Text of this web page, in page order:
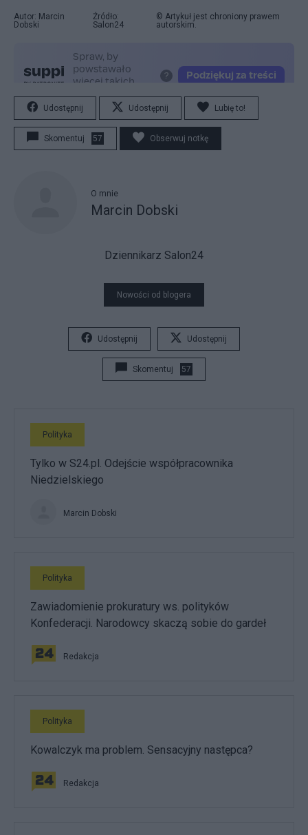
Autor: Marcin
Dobski
Źródło:
Salon24
© Artykuł jest chroniony prawem
autorskim.
Udostępnij Udostępnij Lubię to!
Skomentuj 57 Obserwuj notkę
O mnie
Marcin Dobski
Dziennikarz Salon24
Nowości od blogera
Udostępnij Udostępnij
Skomentuj 57
Polityka
Tylko w S24.pl. Odejście współpracownika
Niedzielskiego
Marcin Dobski
Polityka
Zawiadomienie prokuratury ws. polityków
Konfederacji. Narodowcy skaczą sobie do gardeł
Redakcja
Polityka
Kowalczyk ma problem. Sensacyjny następca?
Redakcja